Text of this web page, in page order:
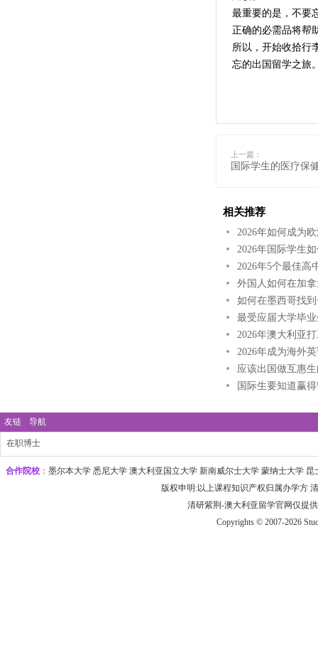
最重要的是，不要
正确的必需品将帮
所以，开始收拾行
忘的出国留学之旅
上一篇：
国际学生的医疗保
相关推荐
2026年如何成为
2026年国际学生
2026年5个最佳高
外国人如何在加
如何在墨西哥找
最受应届大学毕
2026年澳大利亚
2026年成为海外
应该出国做互惠
国际生要知道赢
友链 导航
在职博士
合作院校 ： 墨尔本大学‌ 悉尼大学 澳大利亚国立大学 ‌新南威尔士大学 ‌蒙纳士大学 昆
版权申明:以上课程知识产权归属办学方
清研紫荆-澳大利 亚留学官网仅提
Copyrights © 2007-2026